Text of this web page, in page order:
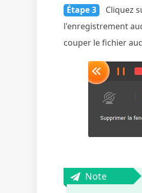
Étape 3
Cliquez
l'enregistrement
couper le fichier
Note